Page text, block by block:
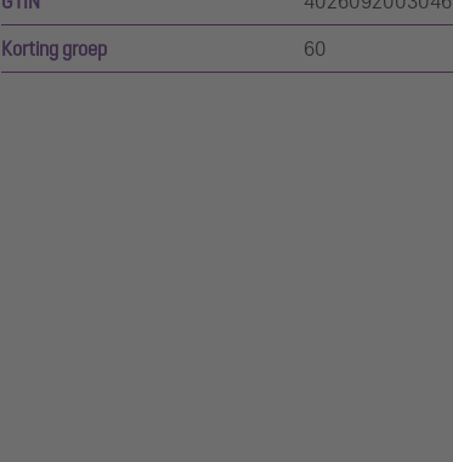
Korting groep 60